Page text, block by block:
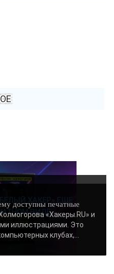
ХАКЕР» ЕЩЕ
ВИДЕ -
доступны печатные
«Хакеры.RU» и
иллюстрациями. Это
клубах,...